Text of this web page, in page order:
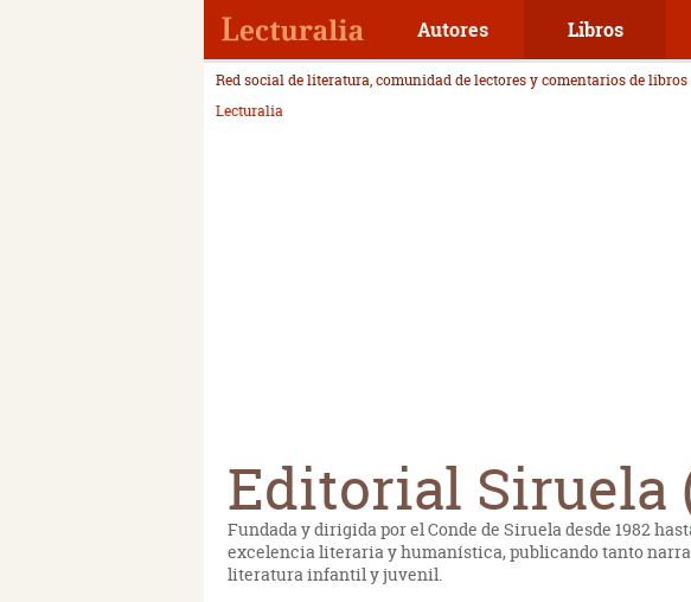
Autores Libros
Red social de literatura, comunidad de lectores y comentarios de libros
Lecturalia
Editorial Siruela
Fundada y dirigida por el Conde de Siruela desde 1982
excelencia literaria y humanística, publicando tanto
literatura infantil y juvenil.